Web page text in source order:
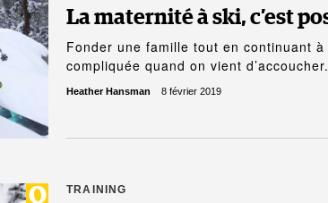
La maternité à ski, c’est
Fonder une famille tout en continuant
compliquée quand on vient
Heather Hansman 8 février 2019
TRAINING